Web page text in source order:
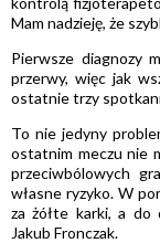
Mam nadzieję, że
Pierwsze diagnozy
przerwy, więc jak
ostatnie trzy
To nie jedyny
ostatnim meczu nie
przeciwbólowych
własne ryzyko. W
za żółte karki, a do
Jakub Fronczak.